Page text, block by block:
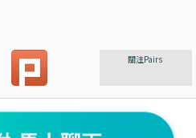
關注Pairs